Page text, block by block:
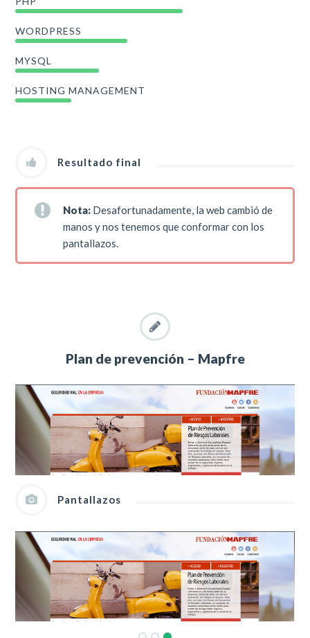
WORDPRESS
MYSQL
HOSTING MANAGEMENT
Resultado final
Nota: Desafortunadamente, la web cambió de
manos y nos tenemos que conformar con los
pantallazos.
Plan de prevención – Mapfre
Pantallazos